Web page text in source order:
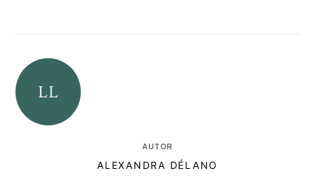
AUTOR
ALEXANDRA DÉLANO